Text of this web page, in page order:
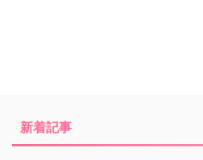
新着記事